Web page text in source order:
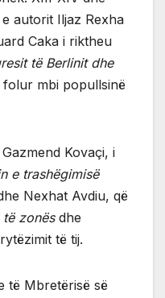
autorit Iljaz Rexha
Caka i riktheu
të Berlinit dhe
mbi popullsinë
Kovaçi, i
e trashëgimisë
Nexhat Avdiu, që
zonësdhe
të tij.
të Mbretërisë së